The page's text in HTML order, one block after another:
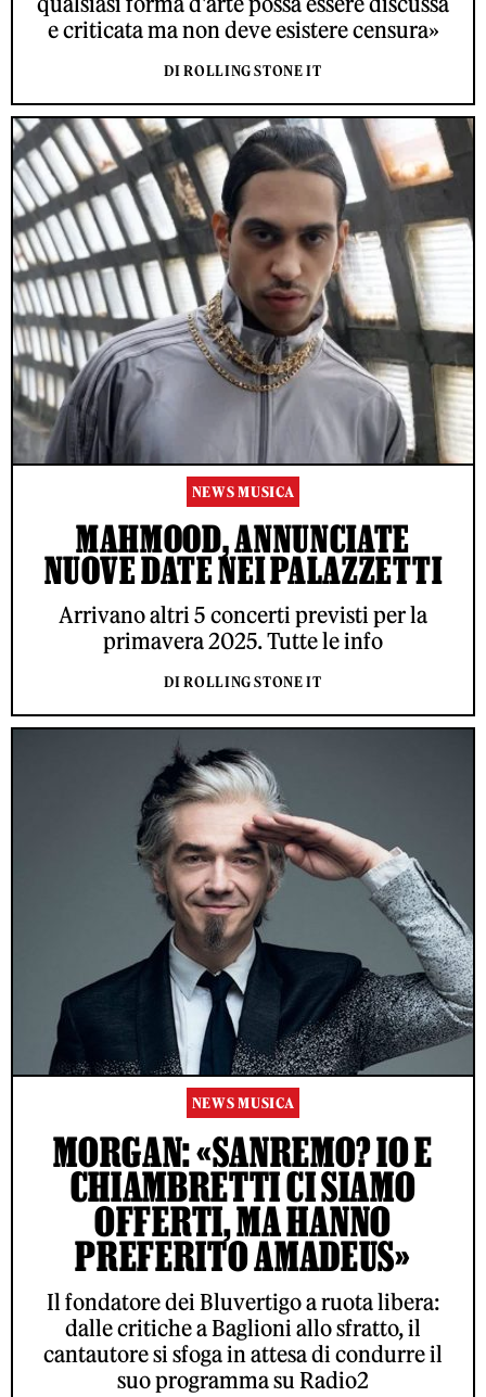
e criticata ma non deve esistere censura»
DI ROLLING STONE IT
NEWS MUSICA
MAHMOOD, ANNUNCIATE
NUOVE DATE NEI PALAZZETTI
Arrivano altri 5 concerti previsti per la
primavera 2025. Tutte le info
DI ROLLING STONE IT
NEWS MUSICA
MORGAN: «SANREMO? IO E
CHIAMBRETTI CI SIAMO
OFFERTI, MA HANNO
PREFERITO AMADEUS»
Il fondatore dei Bluvertigo a ruota libera:
dalle critiche a Baglioni allo sfratto, il
cantautore si sfoga in attesa di condurre il
suo programma su Radio2